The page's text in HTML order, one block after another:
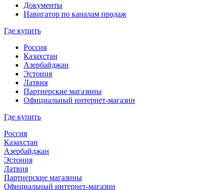
Документы
Навигатор по каналам продаж
Где купить
Россия
Казахстан
Азербайджан
Эстония
Латвия
Партнерские магазины
Официальный интернет-магазин
Где купить
Россия
Казахстан
Азербайджан
Эстония
Латвия
Партнерские магазины
Официальный интернет-магазин